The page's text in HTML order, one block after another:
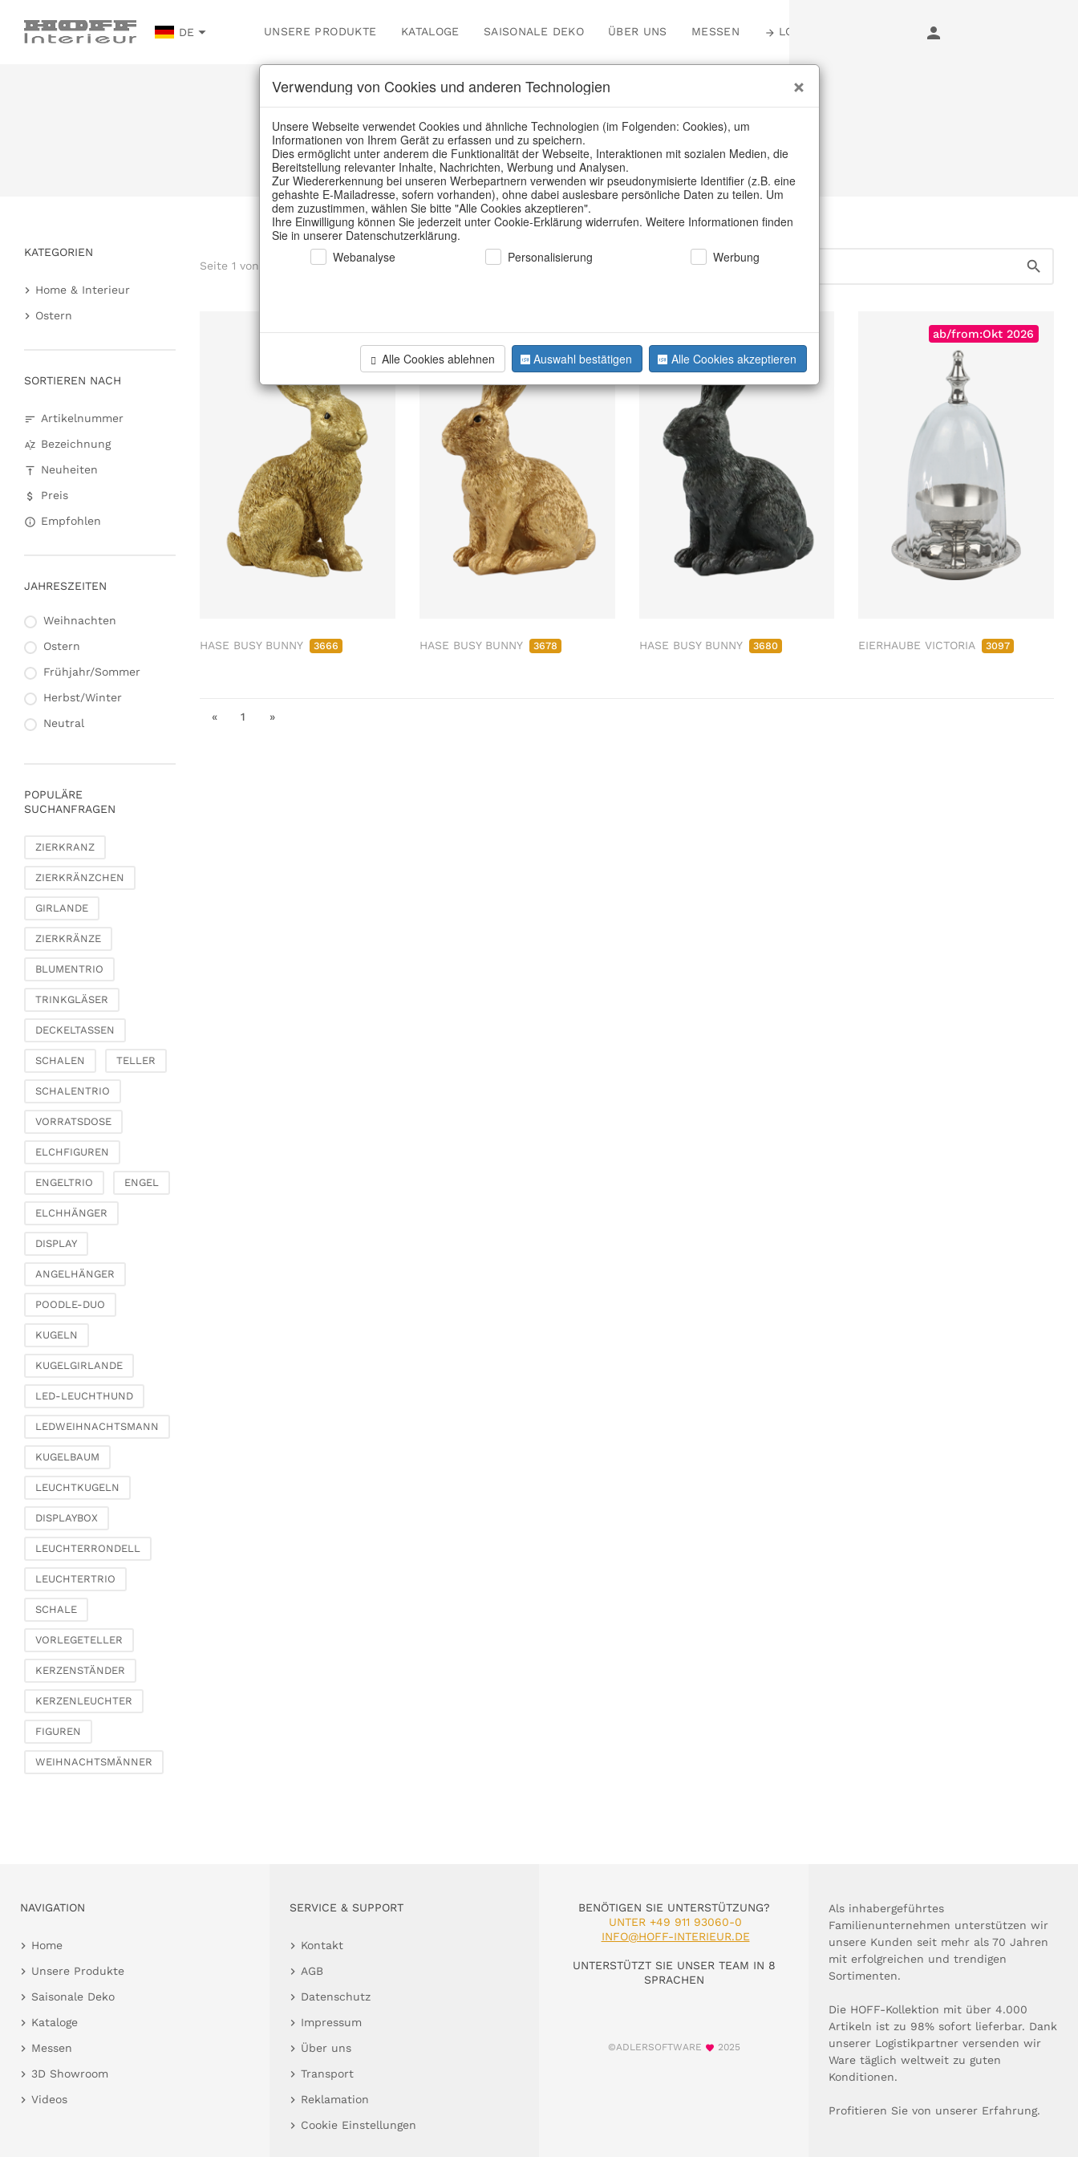
DE UNSERE PRODUKTE KATALOGE SAISONALE DEKO ÜBER UNS MESSEN LOGIN
Home/Saisonale Deko
Seite 1 von 4 Artikel
Sold Out
HASE BUSY BUNNY 3666
Sold Out
HASE BUSY BUNNY 3678
Sold Out
HASE BUSY BUNNY 3680
ab/from:Okt 2026
EIERHAUBE VICTORIA 3097
« 1 »
KATEGORIEN
Home & Interieur
Küche & Gedeckter Tisch
Ostern
SORTIEREN NACH
Artikelnummer
Bezeichnung
Neuheiten
Preis
Empfohlen
JAHRESZEITEN
Weihnachten
Ostern
Frühjahr/Sommer
Herbst/Winter
Neutral
POPULÄRE
SUCHANFRAGEN
ZIERKRANZ
ZIERKRÄNZCHEN
GIRLANDE
ZIERKRÄNZE
BLUMENTRIO
TRINKGLÄSER
DECKELTASSEN
SCHALEN TELLER
SCHALENTRIO
VORRATSDOSE
ELCHFIGUREN
ENGELTRIO ENGEL
ELCHHÄNGER
DISPLAY
ANGELHÄNGER
POODLE-DUO
KUGELN
KUGELGIRLANDE
LED-LEUCHTHUND
LEDWEIHNACHTSMANN
KUGELBAUM
LEUCHTKUGELN
DISPLAYBOX
LEUCHTERRONDELL
LEUCHTERTRIO
SCHALE
VORLEGETELLER
KERZENSTÄNDER
KERZENLEUCHTER
FIGUREN
WEIHNACHTSMÄNNER
NAVIGATION
Home
Unsere Produkte
Saisonale Deko
Kataloge
Messen
3D Showroom
Videos
SERVICE & SUPPORT
Kontakt
AGB
Datenschutz
Impressum
Über uns
Transport
Reklamation
Cookie Einstellungen
BENÖTIGEN SIE UNTERSTÜTZUNG?
UNTER +49 911 93060-0
INFO@HOFF-INTERIEUR.DE
UNTERSTÜTZT SIE UNSER TEAM IN 8
SPRACHEN
©ADLERSOFTWARE 2025
Als inhabergeführtes
Familienunternehmen unterstützen wir
unsere Kunden seit mehr als 70 Jahren
mit erfolgreichen und trendigen
Sortimenten.
Die HOFF-Kollektion mit über 4.000
Artikeln ist zu 98% sofort lieferbar. Dank
unserer Logistikpartner versenden wir
Ware täglich weltweit zu guten
Konditionen.
Profitieren Sie von unserer Erfahrung.
Verwendung von Cookies und anderen Technologien
Unsere Webseite verwendet Cookies und ähnliche Technologien (im Folgenden: Cookies), um
Informationen von Ihrem Gerät zu erfassen und zu speichern.
Dies ermöglicht unter anderem die Funktionalität der Webseite, Interaktionen mit sozialen Medien, die
Bereitstellung relevanter Inhalte, Nachrichten, Werbung und Analysen.
Zur Wiedererkennung bei unseren Werbepartnern verwenden wir pseudonymisierte Identifier (z.B. eine
gehashte E-Mailadresse, sofern vorhanden), ohne dabei auslesbare persönliche Daten zu teilen. Um
dem zuzustimmen, wählen Sie bitte "Alle Cookies akzeptieren".
Ihre Einwilligung können Sie jederzeit unter Cookie-Erklärung widerrufen. Weitere Informationen finden
Sie in unserer Datenschutzerklärung.
Webanalyse
Personalisierung Werbung
Alle Cookies ablehnen Auswahl bestätigen Alle Cookies akzeptieren